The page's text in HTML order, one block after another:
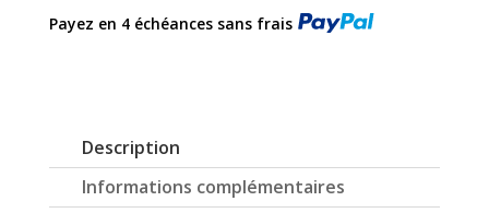
bois
Tomy
Payez en 4 échéances sans frais
Description
Informations complémentaires